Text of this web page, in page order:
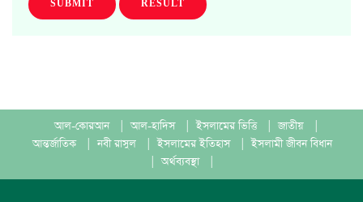
SUBMIT RESULT
আল-কোরআন আল-হাদিস ইসলামের ভিত্তি জাতীয়
আন্তর্জাতিক
নবী রাসুল ইসলামের ইতিহাস
ইসলামী জীবন বিধান
অর্থব্যবস্থা